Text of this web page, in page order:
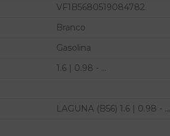
VF1B5680519084782
Branco
Gasolina
1.6 | 0.98 - ...
LAGUNA (B56) 1.6 | 0.98 - ...